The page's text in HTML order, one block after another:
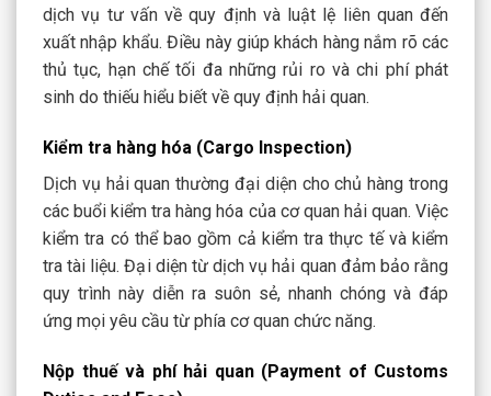
dịch vụ tư vấn về quy định và luật lệ liên quan đến
xuất nhập khẩu. Điều này giúp khách hàng nắm rõ các
thủ tục, hạn chế tối đa những rủi ro và chi phí phát
sinh do thiếu hiểu biết về quy định hải quan.
Kiểm tra hàng hóa (Cargo Inspection)
Dịch vụ hải quan thường đại diện cho chủ hàng trong
các buổi kiểm tra hàng hóa của cơ quan hải quan. Việc
kiểm tra có thể bao gồm cả kiểm tra thực tế và kiểm
tra tài liệu. Đại diện từ dịch vụ hải quan đảm bảo rằng
quy trình này diễn ra suôn sẻ, nhanh chóng và đáp
ứng mọi yêu cầu từ phía cơ quan chức năng.
Nộp thuế và phí hải quan (Payment of Customs